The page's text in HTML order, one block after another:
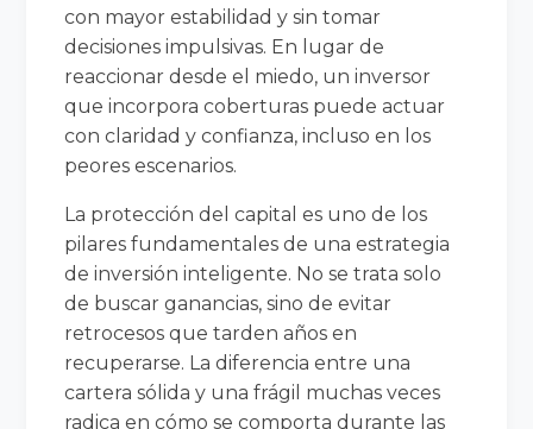
con mayor estabilidad y sin tomar
decisiones impulsivas. En lugar de
reaccionar desde el miedo, un inversor
que incorpora coberturas puede actuar
con claridad y confianza, incluso en los
peores escenarios.
La protección del capital es uno de los
pilares fundamentales de una estrategia
de inversión inteligente. No se trata solo
de buscar ganancias, sino de evitar
retrocesos que tarden años en
recuperarse. La diferencia entre una
cartera sólida y una frágil muchas veces
radica en cómo se comporta durante las